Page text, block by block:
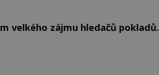
velkého zájmu hledačů pokladů.